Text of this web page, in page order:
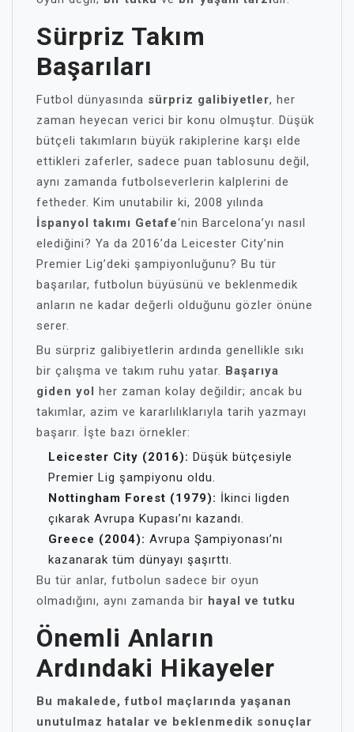
Sürpriz Takım
Başarıları
Futbol dünyasında sürpriz galibiyetler, her
zaman heyecan verici bir konu olmuştur. Düşük
bütçeli takımların büyük rakiplerine karşı elde
ettikleri zaferler, sadece puan tablosunu değil,
aynı zamanda futbolseverlerin kalplerini de
fetheder. Kim unutabilir ki, 2008 yılında
İspanyol takımı Getafe‘nin Barcelona’yı nasıl
elediğini? Ya da 2016’da Leicester City’nin
Premier Lig’deki şampiyonluğunu? Bu tür
başarılar, futbolun büyüsünü ve beklenmedik
anların ne kadar değerli olduğunu gözler önüne
serer.
Bu sürpriz galibiyetlerin ardında genellikle sıkı
bir çalışma ve takım ruhu yatar. Başarıya
giden yol her zaman kolay değildir; ancak bu
takımlar, azim ve kararlılıklarıyla tarih yazmayı
başarır. İşte bazı örnekler:
Leicester City (2016): Düşük bütçesiyle
Premier Lig şampiyonu oldu.
Nottingham Forest (1979): İkinci ligden
çıkarak Avrupa Kupası’nı kazandı.
Greece (2004): Avrupa Şampiyonası’nı
kazanarak tüm dünyayı şaşırttı.
Bu tür anlar, futbolun sadece bir oyun
olmadığını, aynı zamanda bir hayal ve tutku
Önemli Anların
Ardındaki Hikayeler
Bu makalede, futbol maçlarında yaşanan
unutulmaz hatalar ve beklenmedik sonuçlar